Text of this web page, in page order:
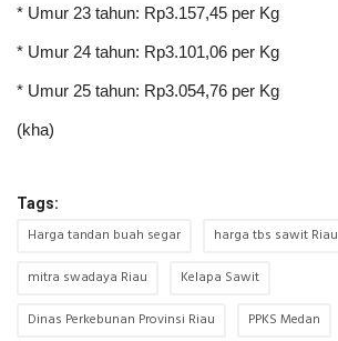
* Umur 23 tahun: Rp3.157,45 per Kg
* Umur 24 tahun: Rp3.101,06 per Kg
* Umur 25 tahun: Rp3.054,76 per Kg
(kha)
Tags:
Harga tandan buah segar
harga tbs sawit Riau
mitra swadaya Riau
Kelapa Sawit
Dinas Perkebunan Provinsi Riau
PPKS Medan